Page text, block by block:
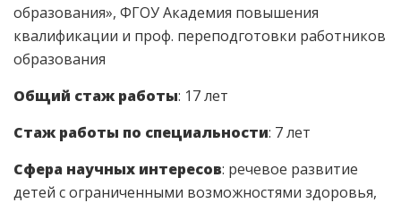
образования», ФГОУ Академия повышения
квалификации и проф. переподготовки работников
образования
Общий стаж работы: 17 лет
Стаж работы по специальности: 7 лет
Сфера научных интересов: речевое развитие
детей с ограниченными возможностями здоровья,